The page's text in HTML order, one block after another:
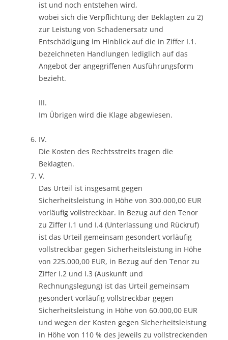
ist und noch entstehen wird,
wobei sich die Verpflichtung der Beklagten zu 2)
zur Leistung von Schadenersatz und
Entschädigung im Hinblick auf die in Ziffer I.1.
bezeichneten Handlungen lediglich auf das
Angebot der angegriffenen Ausführungsform
bezieht.
III.
Im Übrigen wird die Klage abgewiesen.
IV.
Die Kosten des Rechtsstreits tragen die
Beklagten.
V.
Das Urteil ist insgesamt gegen
Sicherheitsleistung in Höhe von 300.000,00 EUR
vorläufig vollstreckbar. In Bezug auf den Tenor
zu Ziffer I.1 und I.4 (Unterlassung und Rückruf)
ist das Urteil gemeinsam gesondert vorläufig
vollstreckbar gegen Sicherheitsleistung in Höhe
von 225.000,00 EUR, in Bezug auf den Tenor zu
Ziffer I.2 und I.3 (Auskunft und
Rechnungslegung) ist das Urteil gemeinsam
gesondert vorläufig vollstreckbar gegen
Sicherheitsleistung in Höhe von 60.000,00 EUR
und wegen der Kosten gegen Sicherheitsleistung
in Höhe von 110 % des jeweils zu vollstreckenden